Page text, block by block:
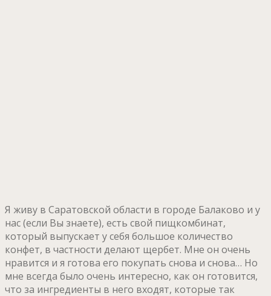
Я живу в Саратовской области в городе Балаково и у
нас (если Вы знаете), есть свой пищкомбинат,
который выпускает у себя большое количество
конфет, в частности делают щербет. Мне он очень
нравится и я готова его покупать снова и снова… Но
мне всегда было очень интересно, как он готовится,
что за ингредиенты в него входят, которые так